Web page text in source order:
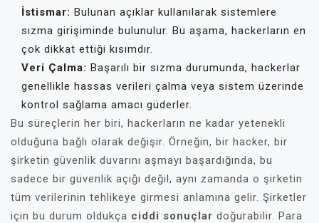
İstismar: Bulunan açıklar kullanılarak sistemlere
sızma girişiminde bulunulur. Bu aşama, hackerların en
çok dikkat ettiği kısımdır.
Veri Çalma: Başarılı bir sızma durumunda, hackerlar
genellikle hassas verileri çalma veya sistem üzerinde
kontrol sağlama amacı güderler.
Bu süreçlerin her biri, hackerların ne kadar yetenekli
olduğuna bağlı olarak değişir. Örneğin, bir hacker, bir
şirketin güvenlik duvarını aşmayı başardığında, bu
sadece bir güvenlik açığı değil, aynı zamanda o şirketin
tüm verilerinin tehlikeye girmesi anlamına gelir. Şirketler
için bu durum oldukça ciddi sonuçlar doğurabilir. Para